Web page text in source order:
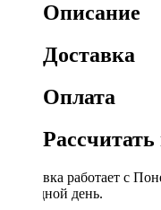
Описание
Доставка
Оплата
Рассчитать
Доставка работает с
выходной день.